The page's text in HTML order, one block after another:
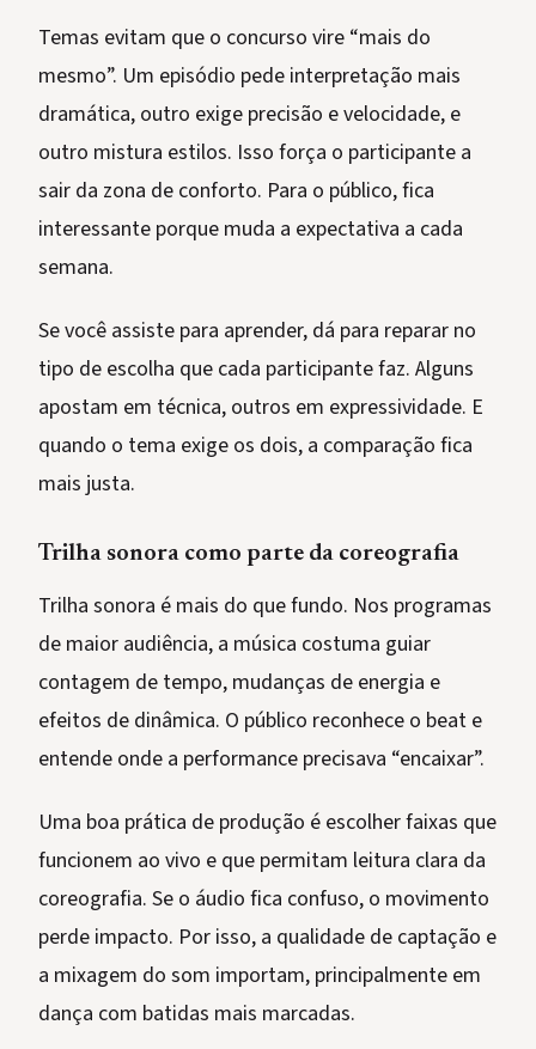
Temas evitam que o concurso vire “mais do
mesmo”. Um episódio pede interpretação mais
dramática, outro exige precisão e velocidade, e
outro mistura estilos. Isso força o participante a
sair da zona de conforto. Para o público, fica
interessante porque muda a expectativa a cada
semana.
Se você assiste para aprender, dá para reparar no
tipo de escolha que cada participante faz. Alguns
apostam em técnica, outros em expressividade. E
quando o tema exige os dois, a comparação fica
mais justa.
Trilha sonora como parte da coreografia
Trilha sonora é mais do que fundo. Nos programas
de maior audiência, a música costuma guiar
contagem de tempo, mudanças de energia e
efeitos de dinâmica. O público reconhece o beat e
entende onde a performance precisava “encaixar”.
Uma boa prática de produção é escolher faixas que
funcionem ao vivo e que permitam leitura clara da
coreografia. Se o áudio fica confuso, o movimento
perde impacto. Por isso, a qualidade de captação e
a mixagem do som importam, principalmente em
dança com batidas mais marcadas.